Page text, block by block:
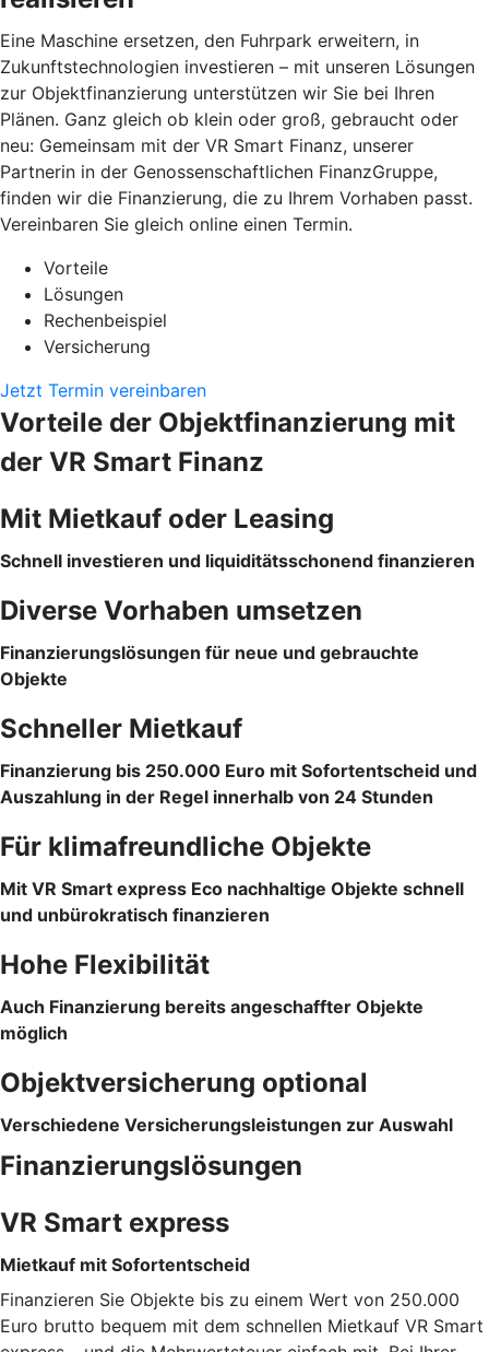
Eine Maschine ersetzen, den Fuhrpark erweitern, in
Zukunftstechnologien investieren – mit unseren Lösungen
zur Objektfinanzierung unterstützen wir Sie bei Ihren
Plänen. Ganz gleich ob klein oder groß, gebraucht oder
neu: Gemeinsam mit der VR Smart Finanz, unserer
Partnerin in der Genossenschaftlichen FinanzGruppe,
finden wir die Finanzierung, die zu Ihrem Vorhaben passt.
Vereinbaren Sie gleich online einen Termin.
Vorteile
Lösungen
Rechenbeispiel
Versicherung
Jetzt Termin vereinbaren
Vorteile der Objektfinanzierung mit
der VR Smart Finanz
Mit Mietkauf oder Leasing
Schnell investieren und liquiditätsschonend finanzieren
Diverse Vorhaben umsetzen
Finanzierungslösungen für neue und gebrauchte
Objekte
Schneller Mietkauf
Finanzierung bis 250.000 Euro mit Sofortentscheid und
Auszahlung in der Regel innerhalb von 24 Stunden
Für klimafreundliche Objekte
Mit VR Smart express Eco nachhaltige Objekte schnell
und unbürokratisch finanzieren
Hohe Flexibilität
Auch Finanzierung bereits angeschaffter Objekte
möglich
Objektversicherung optional
Verschiedene Versicherungsleistungen zur Auswahl
Finanzierungslösungen
VR Smart express
Mietkauf mit Sofortentscheid
Finanzieren Sie Objekte bis zu einem Wert von 250.000
Euro brutto bequem mit dem schnellen Mietkauf VR Smart